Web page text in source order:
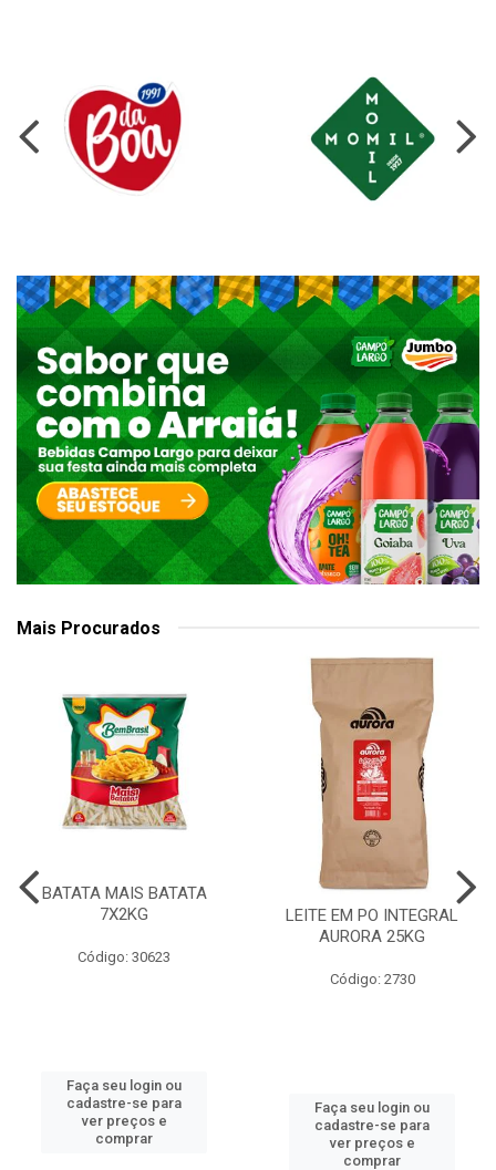
Mais Procurados
BATATA MAIS BATATA
7X2KG
Código: 30623
Faça seu login ou
cadastre-se para
ver preços e
comprar
LEITE EM PO INTEGRAL
AURORA 25KG
Código: 2730
Faça seu login ou
cadastre-se para
ver preços e
comprar